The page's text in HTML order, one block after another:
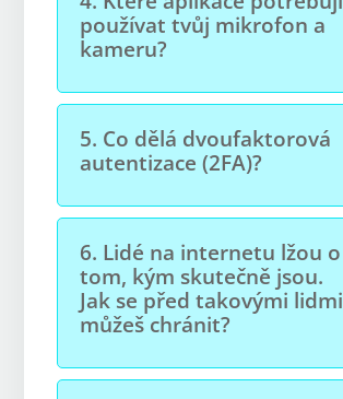
používat tvůj mikrofon a
kameru?
5. Co dělá dvoufaktorová
autentizace (2FA)?
6. Lidé na internetu lžou o
tom, kým skutečně jsou.
Jak se před takovými lidmi
můžeš chránit?